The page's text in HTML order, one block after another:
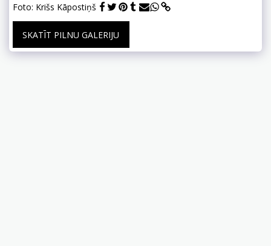
Foto: Krišs Kāpostiņš
SKATĪT PILNU GALERIJU